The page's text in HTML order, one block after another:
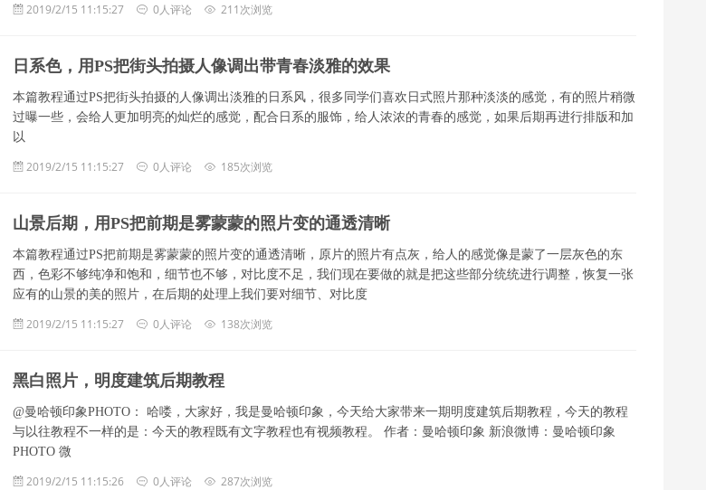
2019/2/15 11:15:27 0人评论 211次浏览
日系色，用PS把街头拍摄人像调出带青春淡雅的效果
本篇教程通过PS把街头拍摄的人像调出淡雅的日系风，很多同学们喜欢日式照片那种淡淡的感觉，有的照片稍微
过曝一些，会给人更加明亮的灿烂的感觉，配合日系的服饰，给人浓浓的青春的感觉，如果后期再进行排版和加
以
2019/2/15 11:15:27 0人评论 185次浏览
山景后期，用PS把前期是雾蒙蒙的照片变的通透清晰
本篇教程通过PS把前期是雾蒙蒙的照片变的通透清晰，原片的照片有点灰，给人的感觉像是蒙了一层灰色的东
西，色彩不够纯净和饱和，细节也不够，对比度不足，我们现在要做的就是把这些部分统统进行调整，恢复一张
应有的山景的美的照片，在后期的处理上我们要对细节、对比度
2019/2/15 11:15:27 0人评论 138次浏览
黑白照片，明度建筑后期教程
@曼哈顿印象PHOTO： 哈喽，大家好，我是曼哈顿印象，今天给大家带来一期明度建筑后期教程，今天的教程
与以往教程不一样的是：今天的教程既有文字教程也有视频教程。 作者：曼哈顿印象 新浪微博：曼哈顿印象
PHOTO 微
2019/2/15 11:15:26 0人评论 287次浏览